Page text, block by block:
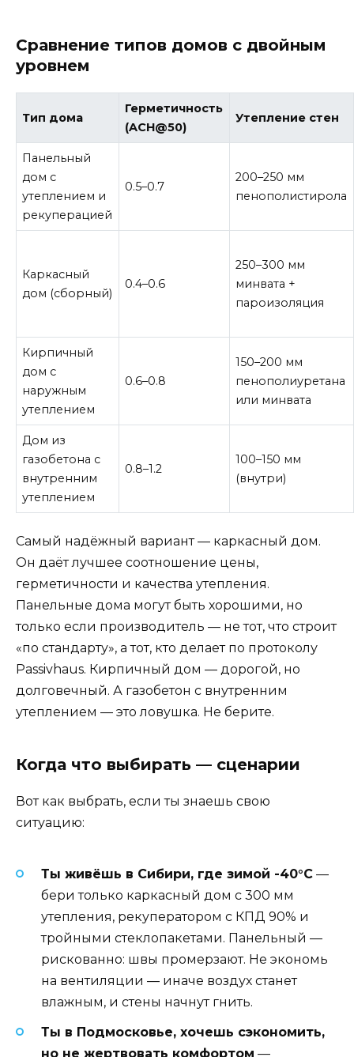
Сравнение типов домов с двойным
уровнем
Тип дома
Герметичность
(ACH@50)
Утепление стен
Панельный
дом с
утеплением и
рекуперацией
0.5–0.7
200–250 мм
пенополистирола
Каркасный
дом (сборный)
0.4–0.6
250–300 мм
минвата +
пароизоляция
Кирпичный
дом с
наружным
утеплением
0.6–0.8
150–200 мм
пенополиуретана
или минвата
Дом из
газобетона с
внутренним
утеплением
0.8–1.2
100–150 мм
(внутри)
Самый надёжный вариант — каркасный дом.
Он даёт лучшее соотношение цены,
герметичности и качества утепления.
Панельные дома могут быть хорошими, но
только если производитель — не тот, что строит
«по стандарту», а тот, кто делает по протоколу
Passivhaus. Кирпичный дом — дорогой, но
долговечный. А газобетон с внутренним
утеплением — это ловушка. Не берите.
Когда что выбирать — сценарии
Вот как выбрать, если ты знаешь свою
ситуацию:
Ты живёшь в Сибири, где зимой -40°C —
бери только каркасный дом с 300 мм
утепления, рекуператором с КПД 90% и
тройными стеклопакетами. Панельный —
рискованно: швы промерзают. Не экономь
на вентиляции — иначе воздух станет
влажным, и стены начнут гнить.
Ты в Подмосковье, хочешь сэкономить,
но не жертвовать комфортом —